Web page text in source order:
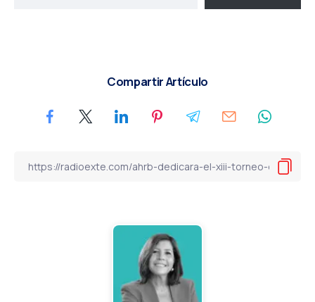
Compartir Artículo